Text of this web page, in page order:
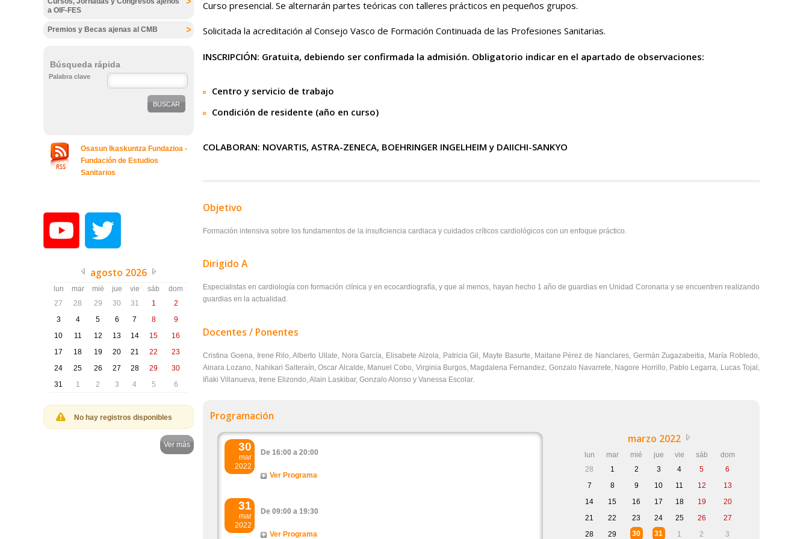
Curso presencial. Se alternarán partes teóricas con talleres prácticos en pequeños grupos.
Solicitada la acreditación al Consejo Vasco de Formación Continuada de las Profesiones Sanitarias.
INSCRIPCIÓN: Gratuita, debiendo ser confirmada la admisión. Obligatorio indicar en el apartado de observaciones:
Centro y servicio de trabajo
Condición de residente (año en curso)
COLABORAN: NOVARTIS, ASTRA-ZENECA, BOEHRINGER INGELHEIM y DAIICHI-SANKYO
Objetivo
Formación intensiva sobre los fundamentos de la insuficiencia cardiaca y cuidados críticos cardiológicos con un enfoque práctico.
Dirigido A
Especialistas en cardiología con formación clínica y en ecocardiografía, y que al menos, hayan hecho 1 año de guardias en Unidad Coronaria y se encuentren realizando
guardias en la actualidad.
Docentes / Ponentes
Cristina Goena, Irene Rilo, Alberto Ullate, Nora García, Elisabete Alzola, Patricia Gil, Mayte Basurte, Maitane Pérez de Nanclares, Germán Zugazabeitia, María Robledo,
Ainara Lozano, Nahikari Salteraín, Oscar Alcalde, Manuel Cobo, Virginia Burgos, Magdalena Fernandez, Gonzalo Navarrete, Nagore Horrillo, Pablo Legarra, Lucas Tojal,
Iñaki Villanueva, Irene Elizondo, Alain Laskibar, Gonzalo Alonso y Vanessa Escolar.
Programación
marzo 2022
lun mar mié jue vie sáb
dom
28
1 2 3 4 5
6
7
8 9 10 11 12
13
14
15 16 17 18 19
20
21
22 23 24 25 26
27
28
29 30 31 1 2 3
30
mar
2022
De 16:00 a 20:00
31
mar
2022
De 09:00 a 19:30
a OIF-FES
Premios y Becas ajenas al CMB
Búsqueda rápida
Palabra clave
Osasun Ikaskuntza Fundazioa -
Fundación de Estudios
Sanitarios
agosto 2026
lun mar mié jue vie sáb
dom
27
28 29 30 31 1
2
3
4 5 6 7 8
9
10
11 12 13 14 15
16
17
18 19 20 21 22
23
24
25 26 27 28 29
30
31
1 2 3 4 5 6
No hay registros disponibles
Ver más